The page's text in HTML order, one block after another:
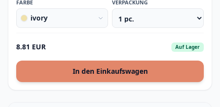
FARBE
ivory
VERPACKUNG
8.81 EUR Auf Lager
In den Einkaufswagen